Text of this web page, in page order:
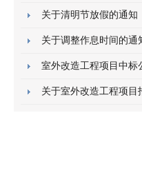
关于清明节放假的通知
关于调整作息时间的通
室外改造工程项目中标
关于室外改造工程项目